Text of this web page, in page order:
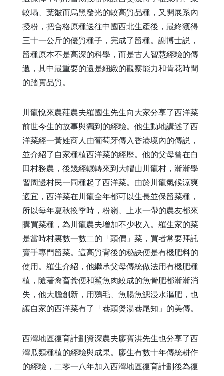
較塌、葉皺而烏黑發光的較高質品種，又開展系內
授粉，把合格原種送往中國西北生產後，最終獲得
三十一公斤的優質種子，完成了留種。謝博士説，
留種原本不是高深的科學，而是古人智慧經驗的傳
遞，其中最重要的還是細緻的觀察能力和肯花時間
的踏實品質。
川龍悅來農莊農夫羅國生先生向大家分享了西洋菜
前世今生的故事與獨到的經驗。他生動地講述了西
洋菜經一黃姓商人由葡萄牙傳入香港境內的傳説，
並介紹了自家種植西洋菜的經歷。他的父母曾在白
田村務農，後幾經輾轉來到大帽山川龍村，漸漸學
習周邊村民一同種起了西洋菜。由於川龍氣候涼爽
適宜，西洋菜在川龍全年都可以生長並保留菜種，
所以每年夏秋換季時，粉嶺、上水一帶的農友都來
購買菜種，為川龍農夫增加不少收入。羅生家的菜
是當時村裏數一數二的「頭價」菜，買者常要拜託
賣手專門留菜。這高質背後的秘訣便是有機肥料的
使用。羅生介紹，他繼承父母傳統做法用有機肥種
植，隨著禽畜糞便和鯊魚肉絞成的魚骨肥都漸漸消
失，他大膽創新，用鷄毛、魚腸魚鰓浸水漚肥，也
讓自家的西洋菜有了「巷頭煲湯巷尾知」的美傳。
西灣地區復育計劃資深農夫廖寶洪先生也分享了西
灣瓜類種植的經驗與成果。廖生有數十年傳統耕作
的經驗，二零一八年加入西灣地區復育計劃後為復